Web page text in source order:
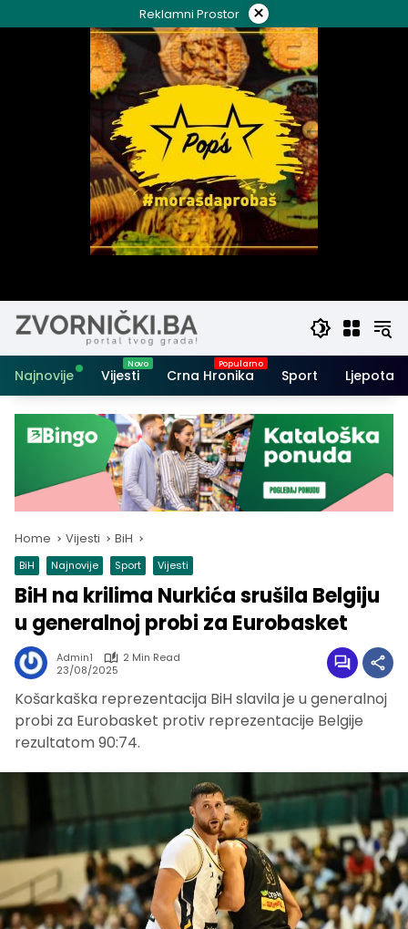
to
Reklamni Prostor ×
Najnovije Vijesti Crna Hronika Sport Ljepota i
Home Vijesti BiH
BiH Najnovije Sport Vijesti
BiH na krilima Nurkića srušila Belgiju
u generalnoj probi za Eurobasket
Admin1
2 Min Read
23/08/2025
Košarkaška reprezentacija BiH slavila je u generalnoj
probi za Eurobasket protiv reprezentacije Belgije
rezultatom 90:74.